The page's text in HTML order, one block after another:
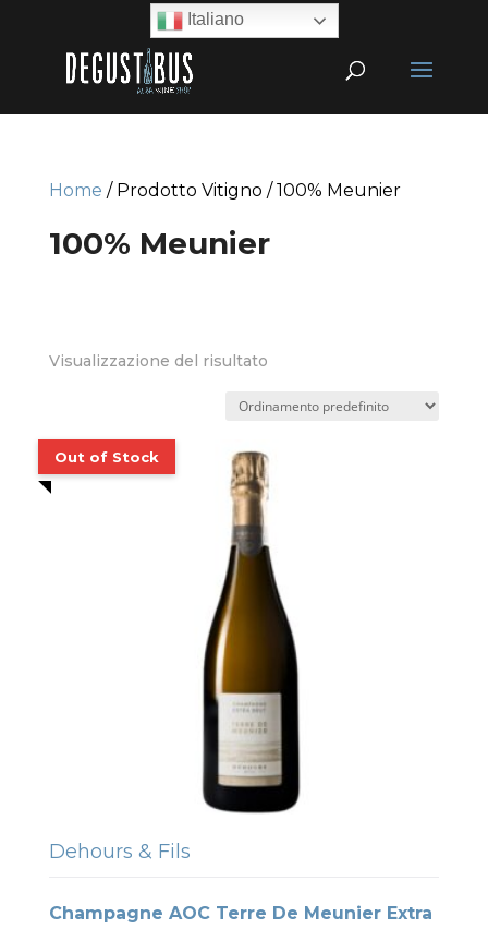
Home / Prodotto Vitigno / 100% Meunier
100% Meunier
Visualizzazione del risultato
Dehours & Fils
Champagne AOC Terre De Meunier Extra
Italiano